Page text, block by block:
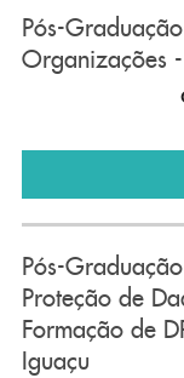
Pós-
Organizações
Pós-
Proteção de
Formação de
Iguaçu